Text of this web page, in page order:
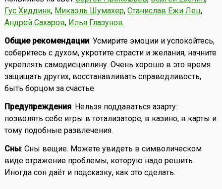
Гус Хиддинк, Микаэль Шумахер, Станислав Ежи Лец,
Андрей Сахаров, Илья Глазунов.
Общие рекомендации: Усмирите эмоции и успокойтесь,
соберитесь с духом, укротите страсти и желания, начните
укреплять самодисциплину. Очень хорошо в это время
защищать других, восстанавливать справедливость,
быть борцом за счастье.
Предупреждения: Нельзя поддаваться азарту:
позволять себе игры в тотализаторе, в казино, в карты и
тому подобные развлечения.
Сны: Сны вещие. Можете увидеть в символическом
виде отражение проблемы, которую надо решить.
Иногда сон даёт и подсказку, как это сделать.